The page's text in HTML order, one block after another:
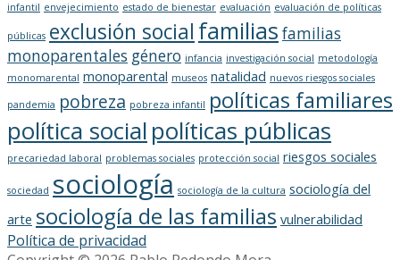
infantil envejecimiento estado de bienestar evaluación evaluación de políticas
públicas exclusión social familias familias
monoparentales género infancia investigación social metodología
monomarental monoparental museos natalidad nuevos riesgos sociales
pandemia pobreza pobreza infantil políticas familiares
política socialpolíticas públicas
precariedad laboral problemas sociales protección social riesgos sociales
sociedad sociología sociología de la cultura sociología del
arte sociología de las familias vulnerabilidad
Política de privacidad